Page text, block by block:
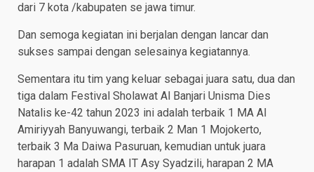
dari 7 kota /kabupaten se jawa timur.
Dan semoga kegiatan ini berjalan dengan lancar dan
sukses sampai dengan selesainya kegiatannya.
Sementara itu tim yang keluar sebagai juara satu, dua dan
tiga dalam Festival Sholawat Al Banjari Unisma Dies
Natalis ke-42 tahun 2023 ini adalah terbaik 1 MA Al
Amiriyyah Banyuwangi, terbaik 2 Man 1 Mojokerto,
terbaik 3 Ma Daiwa Pasuruan, kemudian untuk juara
harapan 1 adalah SMA IT Asy Syadzili, harapan 2 MA